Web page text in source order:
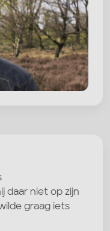
daar niet op zijn
graag iets